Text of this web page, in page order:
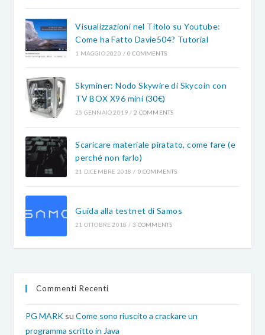
Visualizzazioni nel Titolo su Youtube:
Come ha Fatto Davie504? Tutorial
1 MAGGIO 2020 / 0 COMMENTS
Skyminer: Nodo Skywire di Skycoin con
TV BOX X96 mini (30€)
25 GENNAIO 2019 / 2 COMMENTS
Scaricare materiale piratato, come fare (e
perché non farlo)
21 DICEMBRE 2018 / 0 COMMENTS
Guida alla testnet di Samos
21 OTTOBRE 2018 / 3 COMMENTS
Commenti Recenti
PG MARK suCome sono riuscito a crackare un
programma scritto in Java